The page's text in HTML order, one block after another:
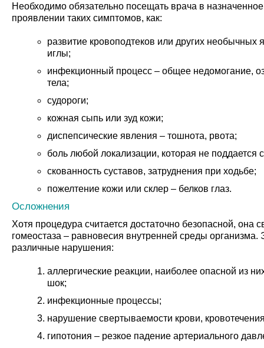
Необходимо обязательно посещать врача в
проявлении таких симптомов, как:
развитие кровоподтеков или других необычных
иглы;
инфекционный процесс – общее недомогание,
тела;
судороги;
кожная сыпь или зуд кожи;
диспепсические явления – тошнота, рвота;
боль любой локализации, которая не поддается
скованность суставов, затруднения при ходьбе;
пожелтение кожи или склер – белков глаз.
Осложнения
Хотя процедура считается достаточно безопасной, она
гомеостаза – равновесия внутренней среды
различные нарушения:
аллергические реакции, наиболее опасной из
шок;
инфекционные процессы;
нарушение свертываемости крови,
гипотония – резкое падение артериального